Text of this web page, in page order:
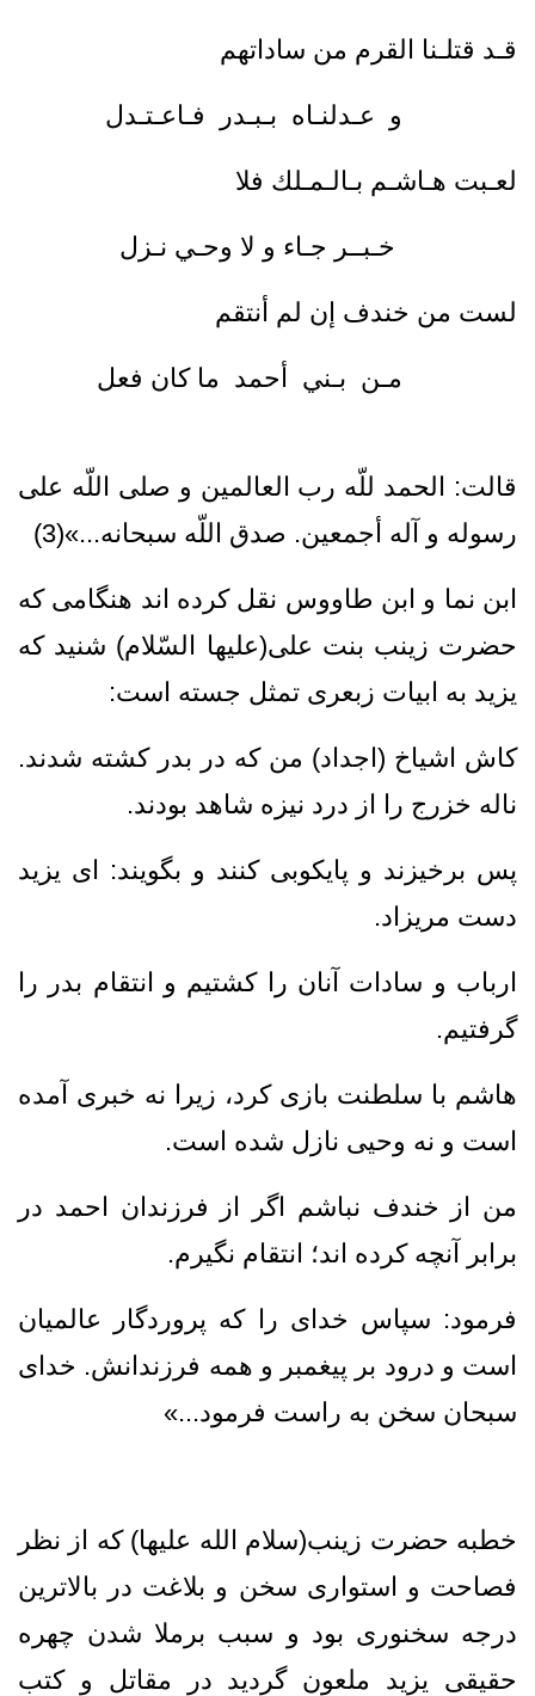
قـد قتلـنا القرم من ساداتهم
و عـدلنـاه بـبـدر فـاعـتـدل
لعـبت هـاشـم بـالـمـلك فلا
خـبــر جـاء و لا وحـي نـزل
لست من خندف إن لم أنتقم
مـن بـني أحمد ما كان فعل
قالت: الحمد للّه رب العالمين و صلى اللّه على
رسوله و آله أجمعين. صدق اللّه سبحانه...»(3)
ابن نما و ابن طاووس نقل کرده اند هنگامی که
حضرت زینب بنت علی(علیها السّلام) شنید که
یزید به ابیات زبعری تمثل جسته است:
كاش اشياخ (اجداد) من كه در بدر كشته شدند.
ناله خزرج را از درد نيزه شاهد بودند.
پس برخيزند و پايكوبى كنند و بگويند: اى يزيد
دست مريزاد.
ارباب و سادات آنان را كشتيم و انتقام بدر را
گرفتيم‏.
هاشم با سلطنت بازى كرد، زيرا نه خبرى آمده
است و نه وحيى نازل شده است.‏
من از خندف نباشم اگر از فرزندان احمد در
برابر آنچه كرده اند؛ انتقام نگيرم‏.
فرمود: سپاس خداى را كه پروردگار عالميان
است و درود بر پيغمبر و همه فرزندانش. خداى
سبحان سخن به راست فرمود...»
خطبه حضرت زینب(سلام الله علیها) که از نظر
فصاحت و استواری سخن و بلاغت در بالاترین
درجه سخنوری بود و سبب برملا شدن چهره
حقیقی یزید ملعون گردید در مقاتل و کتب